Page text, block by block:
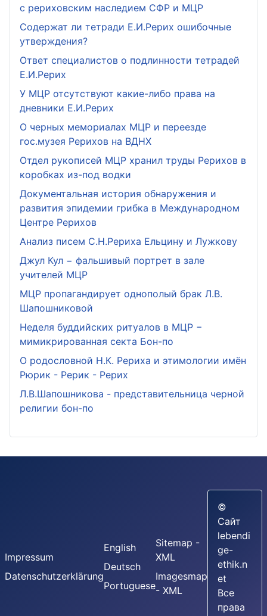
с рериховским наследием СФР и МЦР
Содержат ли тетради Е.И.Рерих ошибочные
утверждения?
Ответ специалистов о подлинности тетрадей
Е.И.Рерих
У МЦР отсутствуют какие-либо права на
дневники Е.И.Рерих
О черных мемориалах МЦР и переезде
гос.музея Рерихов на ВДНХ
Отдел рукописей МЦР хранил труды Рерихов в
коробках из-под водки
Документальная история обнаружения и
развития эпидемии грибка в Международном
Центре Рерихов
Анализ писем С.Н.Рериха Ельцину и Лужкову
Джул Кул − фальшивый портрет в зале
учителей МЦР
МЦР пропагандирует однополый брак Л.В.
Шапошниковой
Неделя буддийских ритуалов в МЦР −
мимикрированная секта Бон-по
О родословной Н.К. Рериха и этимологии имён
Рюрик - Рерик - Рерих
Л.В.Шапошникова - представительница черной
религии бон-по
Impressum
Datenschutzerklärung
English
Deutsch
Portuguese
Sitemap -
XML
Imagesmap
- XML
©
Сайт
lebendi
ge-
ethik.n
et
Все
права